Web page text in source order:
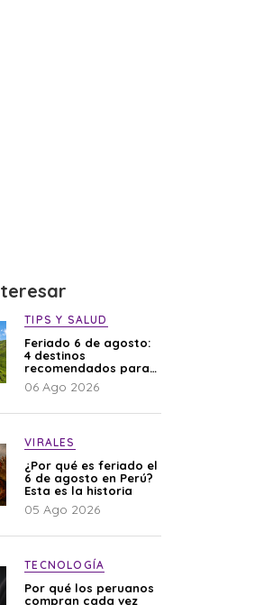
TIPS Y SALUD
Feriado 6 de agosto:
4 destinos
recomendados para
disfrutar el descanso
06 Ago 2026
VIRALES
¿Por qué es feriado el
6 de agosto en Perú?
Esta es la historia
05 Ago 2026
TECNOLOGÍA
Por qué los peruanos
compran cada vez